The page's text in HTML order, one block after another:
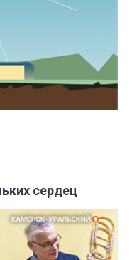
сердец